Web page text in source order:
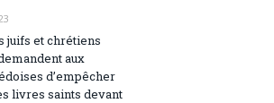
juifs et chrétiens
aux
d’empêcher
livres saints devant